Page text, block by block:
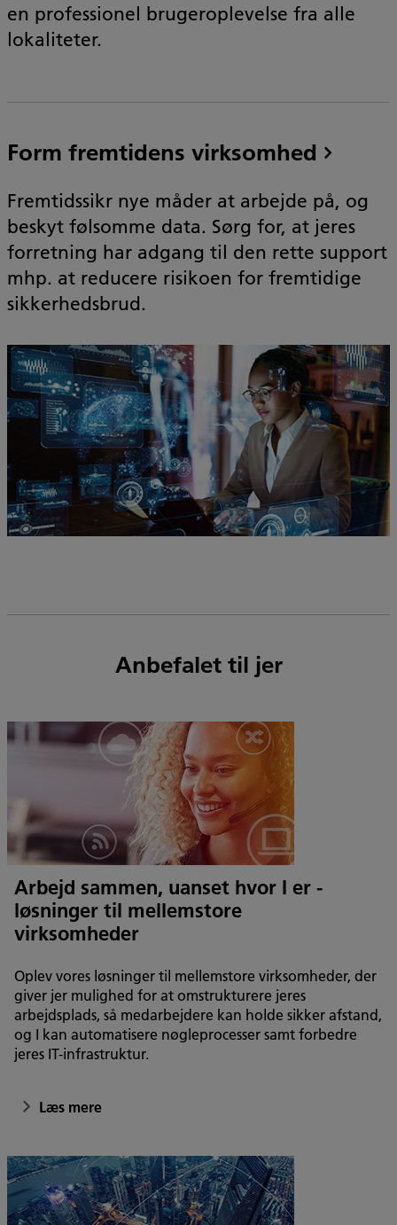
en professionel brugeroplevelse fra alle
lokaliteter.
Form fremtidens virksomhed
Fremtidssikr nye måder at arbejde på, og
beskyt følsomme data. Sørg for, at jeres
forretning har adgang til den rette support
mhp. at reducere risikoen for fremtidige
sikkerhedsbrud.
Anbefalet til jer
Arbejd sammen, uanset hvor I er -
løsninger til mellemstore
virksomheder
Oplev vores løsninger til mellemstore virksomheder, der
giver jer mulighed for at omstrukturere jeres
arbejdsplads, så medarbejdere kan holde sikker afstand,
og I kan automatisere nøgleprocesser samt forbedre
jeres IT-infrastruktur.
Læs mere